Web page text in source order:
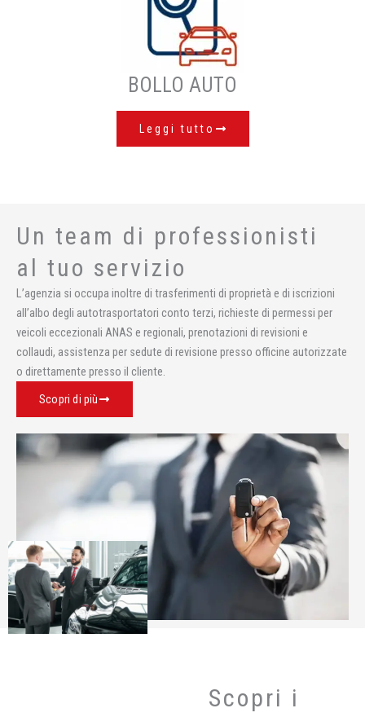
BOLLO AUTO
Leggi tutto
Un team di professionisti
al tuo servizio
L’agenzia si occupa inoltre di trasferimenti di proprietà e di iscrizioni
all’albo degli autotrasportatori conto terzi, richieste di permessi per
veicoli eccezionali ANAS e regionali, prenotazioni di revisioni e
collaudi, assistenza per sedute di revisione presso officine autorizzate
o direttamente presso il cliente.
Scopri di più
Scopri i